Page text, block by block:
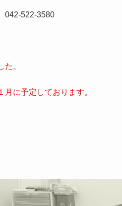
042-522-3580
た。
月に予定しております。